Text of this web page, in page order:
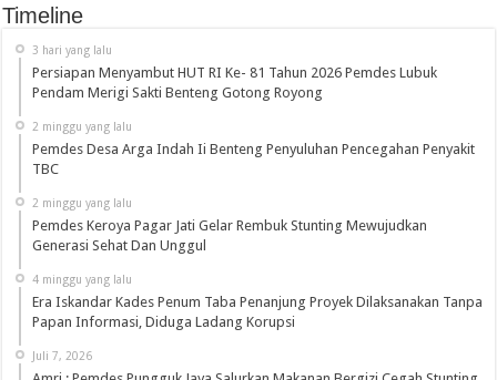
Timeline
3 hari yang lalu
Persiapan Menyambut HUT RI Ke- 81 Tahun 2026 Pemdes Lubuk
Pendam Merigi Sakti Benteng Gotong Royong
2 minggu yang lalu
Pemdes Desa Arga Indah Ii Benteng Penyuluhan Pencegahan Penyakit
TBC
2 minggu yang lalu
Pemdes Keroya Pagar Jati Gelar Rembuk Stunting Mewujudkan
Generasi Sehat Dan Unggul
4 minggu yang lalu
Era Iskandar Kades Penum Taba Penanjung Proyek Dilaksanakan Tanpa
Papan Informasi, Diduga Ladang Korupsi
Juli 7, 2026